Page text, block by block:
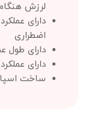
لرزش
دارای
اضطراری
دارای طول
دارای
ساخت